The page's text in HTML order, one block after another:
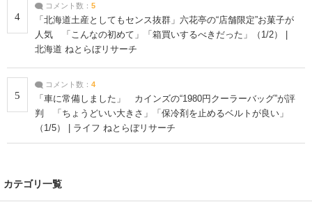
4
コメント数： 5
「北海道土産としてもセンス抜群」六花亭の“店舗限定”お菓子が
人気 「こんなの初めて」「箱買いするべきだった」（1/2） |
北海道 ねとらぼリサーチ
5
コメント数： 4
「車に常備しました」 カインズの“1980円クーラーバッグ”が評
判 「ちょうどいい大きさ」「保冷剤を止めるベルトが良い」
（1/5） | ライフ ねとらぼリサーチ
カテゴリ一覧